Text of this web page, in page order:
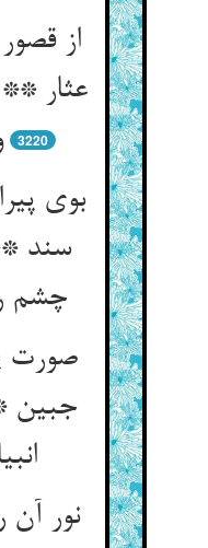
از
عثار
3220
بوی
سند
چشم
صورت
جبین
نور آن